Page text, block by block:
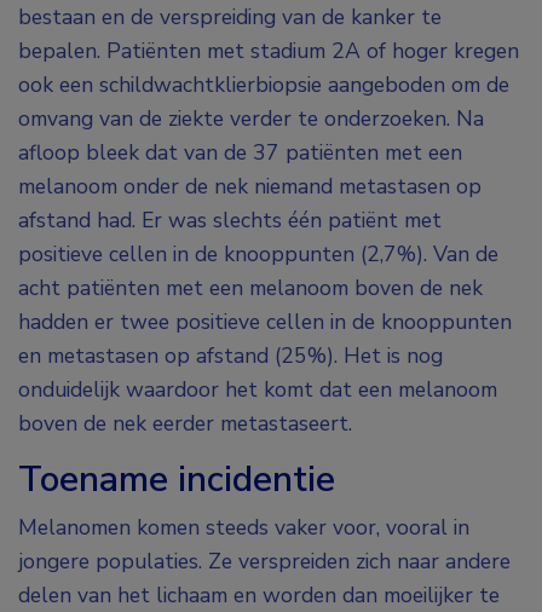
bestaan en de verspreiding van de kanker te
bepalen. Patiënten met stadium 2A of hoger kregen
ook een schildwachtklierbiopsie aangeboden om de
omvang van de ziekte verder te onderzoeken. Na
afloop bleek dat van de 37 patiënten met een
melanoom onder de nek niemand metastasen op
afstand had. Er was slechts één patiënt met
positieve cellen in de knooppunten (2,7%). Van de
acht patiënten met een melanoom boven de nek
hadden er twee positieve cellen in de knooppunten
en metastasen op afstand (25%). Het is nog
onduidelijk waardoor het komt dat een melanoom
boven de nek eerder metastaseert.
Toename incidentie
Melanomen komen steeds vaker voor, vooral in
jongere populaties. Ze verspreiden zich naar andere
delen van het lichaam en worden dan moeilijker te